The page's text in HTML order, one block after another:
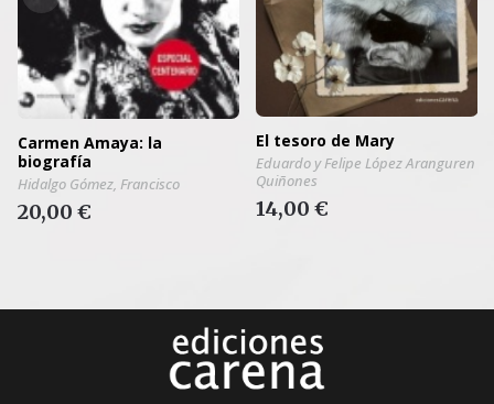
Carmen Amaya: la
biografía
Hidalgo Gómez, Francisco
20,00 €
El tesoro de Mary
Eduardo y Felipe López Aranguren
Quiñones
14,00 €